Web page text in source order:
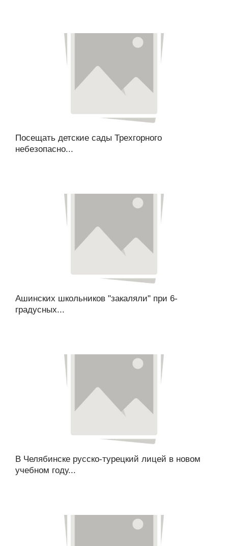
Посещать детские сады Трехгорного
небезопасно...
Ашинских школьников "закаляли" при 6-
градусных...
В Челябинске русско-турецкий лицей в новом
учебном году...